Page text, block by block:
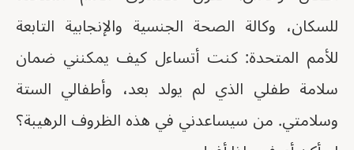
للسكان، وكالة الصحة الجنسية والإنجابية التابعة
للأمم المتحدة: كنت أتساءل كيف يمكنني ضمان
سلامة طفلي الذي لم يولد بعد، وأطفالي الستة
وسلامتي. من سيساعدني في هذه الظروف الرهيبة؟